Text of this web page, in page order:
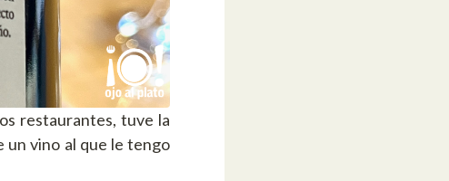
restaurantes, tuve la
un vino al que le tengo